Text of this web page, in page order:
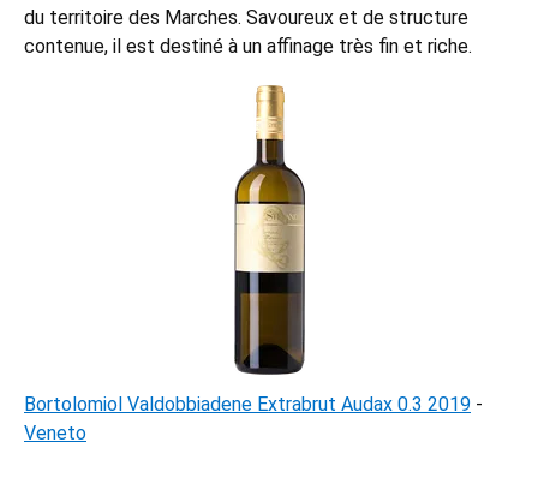
du territoire des Marches. Savoureux et de structure
contenue, il est destiné à un affinage très fin et riche.
Bortolomiol Valdobbiadene Extrabrut Audax 0.3 2019 -
Veneto